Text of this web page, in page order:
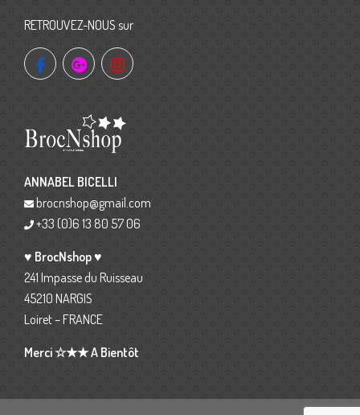
RETROUVEZ-NOUS sur
ANNABEL BICELLI
brocnshop@gmail.com
+33 (0)6 13 80 57 06
♥ BrocNshop ♥
241 Impasse du Ruisseau
45210 NARGIS
Loiret – FRANCE
Merci ☆★★ A Bientôt